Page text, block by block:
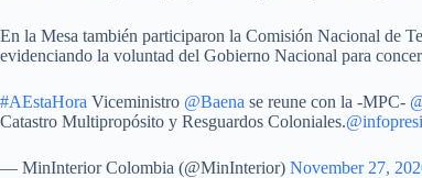
En la Mesa también participaron la Comisión Nacional de
evidenciando la voluntad del Gobierno Nacional para
#AEstaHora Viceministro @Baena se reune con la -MPC-
Catastro Multipropósito y Resguardos Coloniales.
— MinInterior Colombia (@MinInterior) November 27,